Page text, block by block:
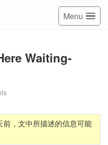
Menu
Waiting-
前，文中所描述的信息可能